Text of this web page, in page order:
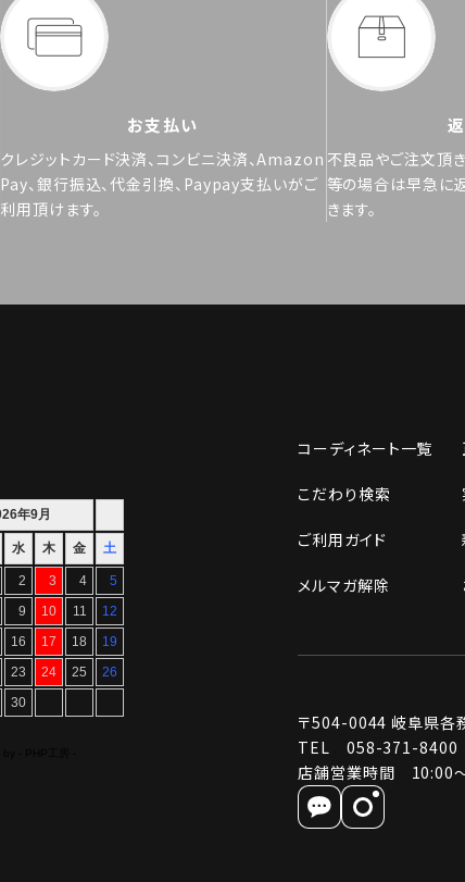
お支払い
クレジットカード決済、コンビニ決済、Amazon
Pay、銀行振込、代金引換、Paypay支払いがご
利用頂けます。
不良品やご注文頂
等の場合は早急に
きます。
コーディネート一覧
こだわり検索
ご利用ガイド
メルマガ解除
〒504-0044 岐阜県各
店舗営業時間 10:00
TEL 058-371-8400